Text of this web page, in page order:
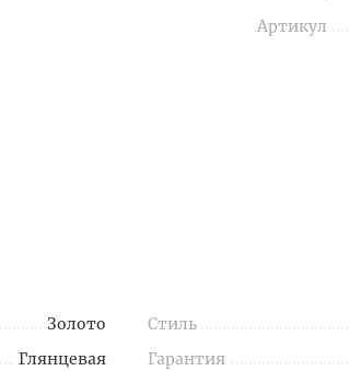
Артикул
Золото
Глянцевая
Стиль
Гарантия